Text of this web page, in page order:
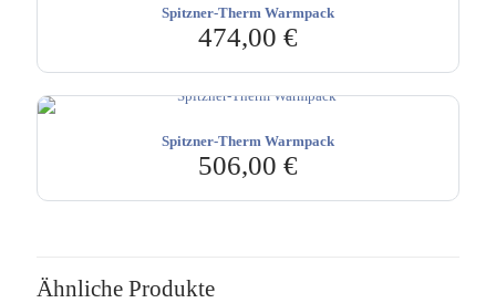
Spitzner-Therm Warmpack
474,00 €
Spitzner-Therm Warmpack
506,00 €
Ähnliche Produkte